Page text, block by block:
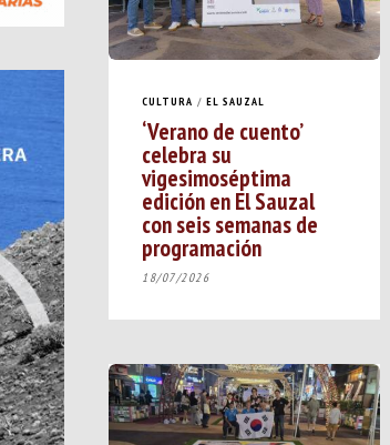
CULTURA / EL SAUZAL
‘Verano de cuento’
celebra su
vigesimoséptima
edición en El Sauzal
con seis semanas de
programación
18/07/2026